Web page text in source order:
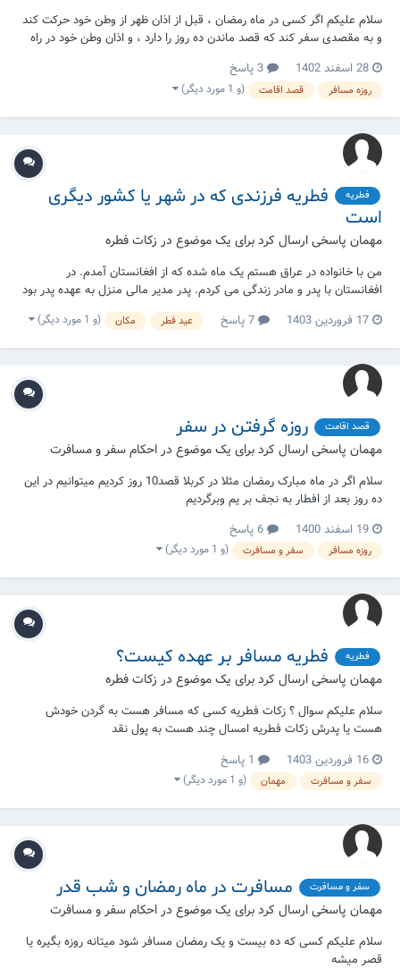
سلام علیکم اگر کسی در ماه رمضان ، قبل از اذان ظهر از وطن خود حرکت کند
و به مقصدی سفر کند که قصد ماندن ده روز را دارد ، و اذان وطن خود در راه
بگیرد و فرض بعدی اگر بعد از اذان ظهر به مقصد برسد چگونه هست...
28 اسفند 1402
روزه مسافر قصد اقامت (و 1 مورد دیگر)
فطریه
فطریه فرزندی که در شهر یا کشور دیگری
است
مهمان پاسخی ارسال کرد برای یک موضوع در زکات فطره
من با خانواده در عراق هستم یک ماه شده که از افغانستان آمدم. در
افغانستان با پدر و مادر زندگی می کردم. پدر مدیر مالی منزل به عهده پدر بود
و من استقلال مالی نداشم و زکات فطریه را هر سال از همه اهل خانه را او می
پرداخت. الان که در عراق هستم و تصمیم برای جدایی ندارم چند ماه بعد
ان‌شاءالله دوباره یک...
17 فروردین 1403 عید فطر مکان (و 1 مورد دیگر)
قصد اقامت روزه گرفتن در سفر
مهمان پاسخی ارسال کرد برای یک موضوع در احکام سفر و مسافرت
سلام اگر در ماه مبارک رمضان مثلا در کربلا قصد10 روز کردیم میتوانیم در این
ده روز بعد از افطار به نجف بر یم وبرگردیم
19 اسفند 1400
روزه مسافر سفر و مسافرت (و 1 مورد دیگر)
فطریه فطریه مسافر بر عهده کیست؟
مهمان پاسخی ارسال کرد برای یک موضوع در زکات فطره
سلام علیکم سوال ؟ زکات فطریه کسی که مسافر هست به گردن خودش
هست یا پدرش زکات فطریه امسال چند هست به پول نقد
16 فروردین 1403
سفر و مسافرت مهمان (و 1 مورد دیگر)
سفر و مسافرت مسافرت در ماه رمضان و شب قدر
مهمان پاسخی ارسال کرد برای یک موضوع در احکام سفر و مسافرت
سلام علیکم کسی که ده بیست و یک رمضان مسافر شود میتانه روزه بگیره یا
قصر میشه